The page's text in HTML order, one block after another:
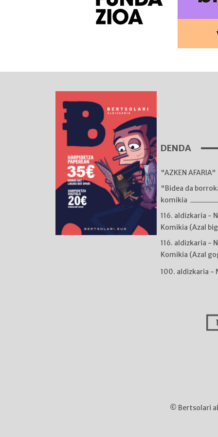
DENDA
"AZKEN
"Bidea da
komikia
116. aldizkaria -
Komikia (Azal
116. aldizkaria -
Komikia (Azal
100. aldizkaria -
© Bertsolari